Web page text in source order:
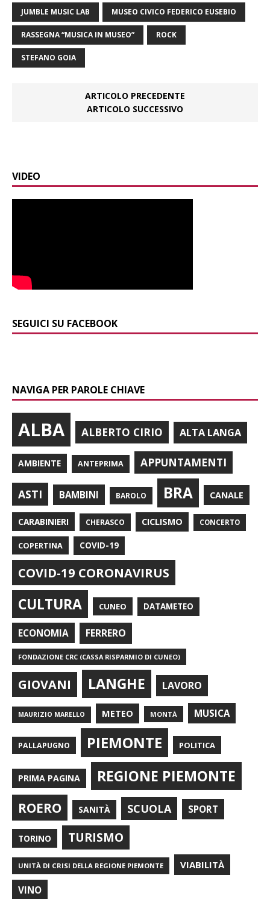
JUMBLE MUSIC LAB MUSEO CIVICO FEDERICO EUSEBIO
RASSEGNA “MUSICA IN MUSEO” ROCK
STEFANO GOIA
ARTICOLO PRECEDENTE
ARTICOLO SUCCESSIVO
VIDEO
SEGUICI SU FACEBOOK
NAVIGA PER PAROLE CHIAVE
ALBA ALBERTO CIRIO ALTA LANGA
AMBIENTE ANTEPRIMA APPUNTAMENTI
ASTI BAMBINI BAROLO BRA CANALE
CARABINIERI CHERASCO CICLISMO CONCERTO
COPERTINA COVID-19
COVID-19 CORONAVIRUS
CULTURA CUNEO DATAMETEO
ECONOMIA FERRERO
FONDAZIONE CRC (CASSA RISPARMIO DI CUNEO)
GIOVANI LANGHE LAVORO
MAURIZIO MARELLO METEO MONTÀ MUSICA
PALLAPUGNO PIEMONTE POLITICA
PRIMA PAGINA REGIONE PIEMONTE
ROERO SANITÀ SCUOLA SPORT
TORINO TURISMO
UNITÀ DI CRISI DELLA REGIONE PIEMONTE VIABILITÀ
VINO